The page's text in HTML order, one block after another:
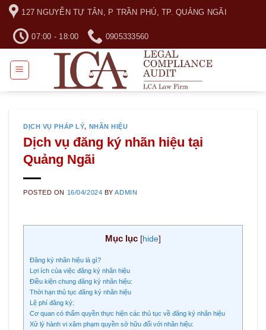
Skip
content
127 NGUYỄN TỰ TÂN, P TRẦN PHÚ, TP. QUẢNG NGÃI
07:00 - 18:00 0905333560
DỊCH VỤ PHÁP LÝ, NHÃN HIỆU
Dịch vụ đăng ký nhãn hiệu tại
Quảng Ngãi
POSTED ON 16/04/2024 BYADMIN
Mục lục [hide]
Đăng ký nhãn hiệu là gì?
Lợi ích của việc đăng ký nhãn hiệu
Điều kiện chung đăng ký nhãn hiệu:
Thời hạn thủ tục đăng ký nhãn hiệu
Lệ phí đăng ký:
Cơ quan có thẩm quyền thực hiện các thủ tục về đăng ký nhãn hiệu
Xử lý hành vi xâm phạm quyền sở hữu đối với nhãn hiệu: